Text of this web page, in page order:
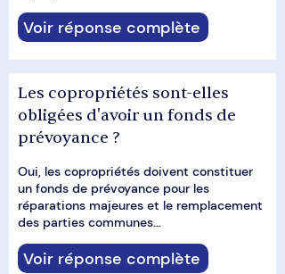
Voir réponse complète
Les copropriétés sont-elles
obligées d'avoir un fonds de
prévoyance ?
Oui, les copropriétés doivent constituer
un fonds de prévoyance pour les
réparations majeures et le remplacement
des parties communes...
Voir réponse complète